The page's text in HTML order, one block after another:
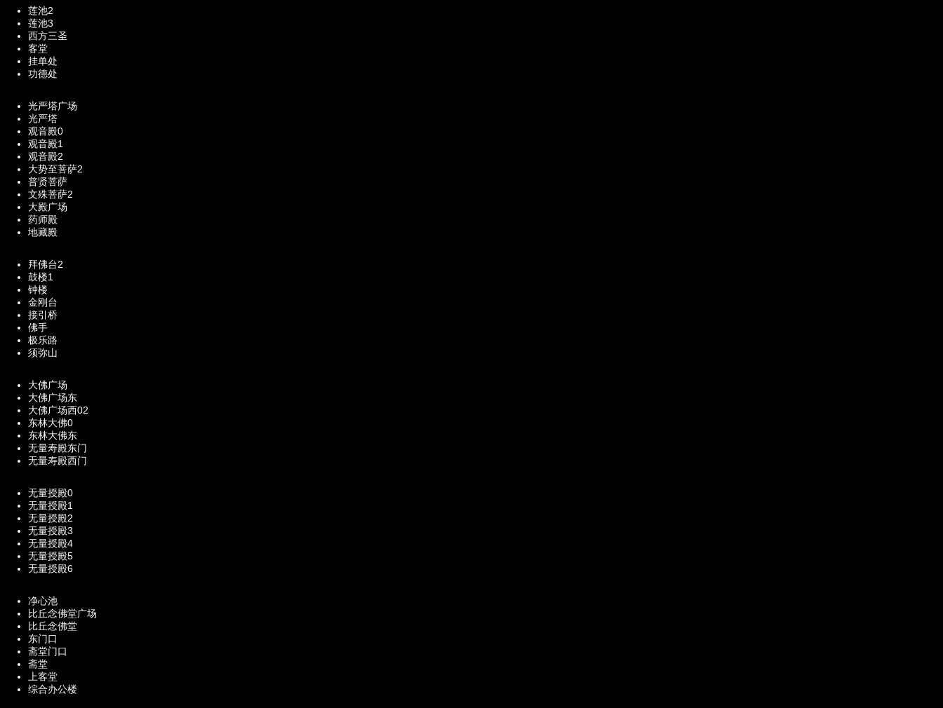
莲池2
莲池3
西方三圣
客堂
挂单处
功德处
光严塔广场
光严塔
观音殿0
观音殿1
观音殿2
大势至菩萨2
普贤菩萨
文殊菩萨2
大殿广场
药师殿
地藏殿
拜佛台2
鼓楼1
钟楼
金刚台
接引桥
佛手
极乐路
须弥山
大佛广场
大佛广场东
大佛广场西02
东林大佛0
东林大佛东
无量寿殿东门
无量寿殿西门
无量授殿0
无量授殿1
无量授殿2
无量授殿3
无量授殿4
无量授殿5
无量授殿6
净心池
比丘念佛堂广场
比丘念佛堂
东门口
斋堂门口
斋堂
上客堂
综合办公楼